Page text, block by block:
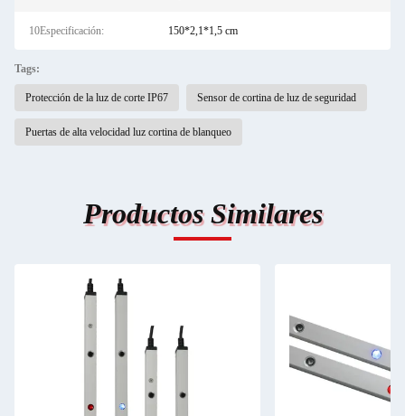
10Especificación: 150*2,1*1,5 cm
Tags:
Protección de la luz de corte IP67 Sensor de cortina de luz de seguridad
Puertas de alta velocidad luz cortina de blanqueo
Productos Similares